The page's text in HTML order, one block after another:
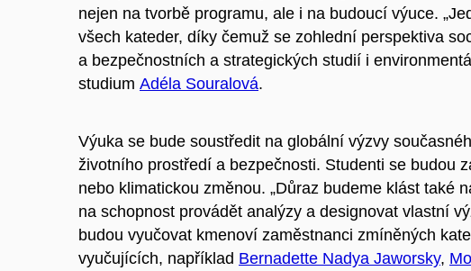
nejen na tvorbě programu, ale i na budoucí výuce.
všech kateder, díky čemuž se zohlední perspektiva
a bezpečnostních a strategických studií i
studium Adéla Souralová.
Výuka se bude soustředit na globální výzvy
životního prostředí a bezpečnosti. Studenti se budou
nebo klimatickou změnou. „Důraz budeme klást také
na schopnost provádět analýzy a designovat vlastní
budou vyučovat kmenoví zaměstnanci zmíněných
vyučujících, například Bernadette Nadya Jaworsky,